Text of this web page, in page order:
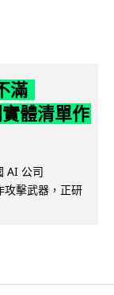
滿
體清單作
AI 公司
擊武器，正研